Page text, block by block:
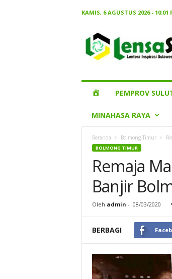
KAMIS, 6 AGUSTUS 2026 - 10:01
Sulut
HOMEPEMPROV
MINAHASA RAYA
Beranda Bolmong Timur
BOLMONG TIMUR
Remaja
Banjir
Oleh admin - 08/03/2020
BERBAGI